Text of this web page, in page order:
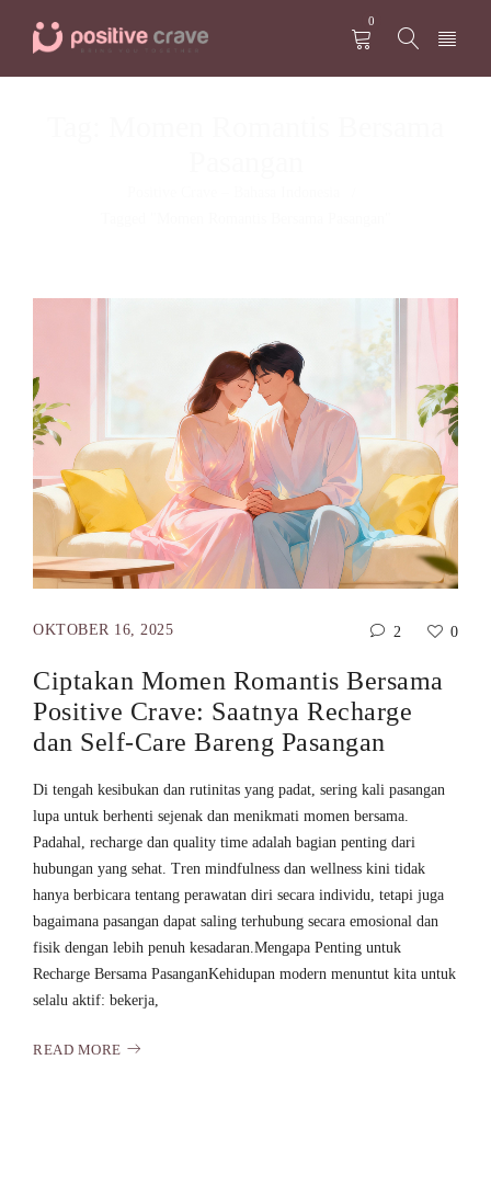
0
OKTOBER 16, 2025 2 0
Ciptakan Momen Romantis Bersama
Positive Crave: Saatnya Recharge
dan Self-Care Bareng Pasangan
Di tengah kesibukan dan rutinitas yang padat, sering kali pasangan
lupa untuk berhenti sejenak dan menikmati momen bersama.
Padahal, recharge dan quality time adalah bagian penting dari
hubungan yang sehat. Tren mindfulness dan wellness kini tidak
hanya berbicara tentang perawatan diri secara individu, tetapi juga
bagaimana pasangan dapat saling terhubung secara emosional dan
fisik dengan lebih penuh kesadaran.Mengapa Penting untuk
Recharge Bersama PasanganKehidupan modern menuntut kita untuk
selalu aktif: bekerja,
READ MORE